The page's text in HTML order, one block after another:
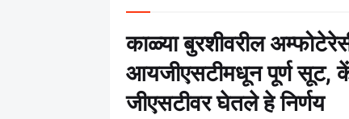
काळ्या बुरशीवरील
आयजीएसटीमधून पूर्ण सूट,
जीएसटीवर घेतले हे निर्णय